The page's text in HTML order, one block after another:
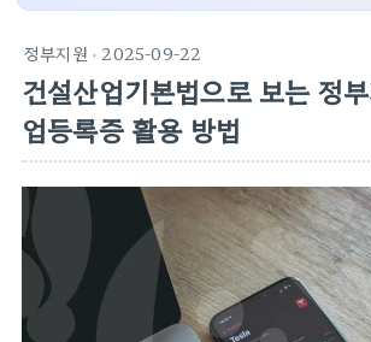
정부지원 · 2025-09-22
건설산업기본법으로 보는 정
업등록증 활용 방법